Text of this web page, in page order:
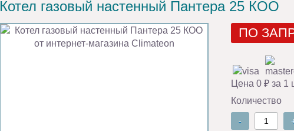
Котел газовый настенный Пантера 25 КОО
ПО
Цена 0 ₽ за 1
Количество
-